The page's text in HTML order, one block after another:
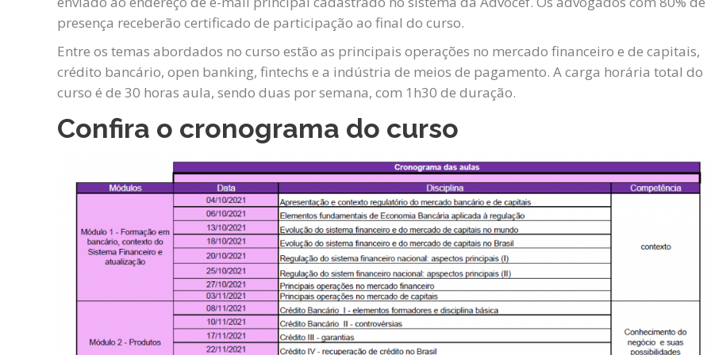
presença receberão certificado de participação ao final do curso.
Entre os temas abordados no curso estão as principais operações no mercado financeiro e de capitais,
crédito bancário, open banking, fintechs e a indústria de meios de pagamento. A carga horária total do
curso é de 30 horas aula, sendo duas por semana, com 1h30 de duração.
Confira o cronograma do curso